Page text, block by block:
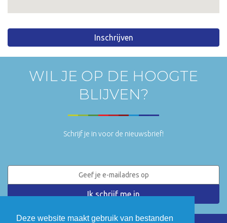
Deze website maakt gebruik van bestanden
Inschrijven
WIL JE OP DE HOOGTE
BLIJVEN?
Schrijf je in voor de nieuwsbrief!